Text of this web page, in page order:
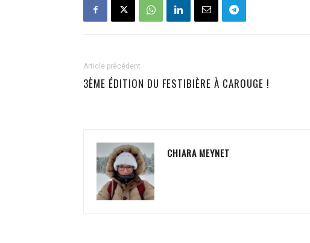
Article précédent
3ÈME ÉDITION DU FESTIBIÈRE À CAROUGE !
CHIARA MEYNET